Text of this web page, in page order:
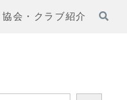
協会・クラブ紹介